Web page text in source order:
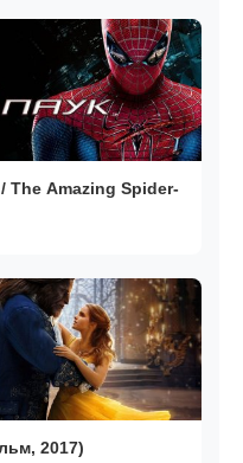
The Amazing Spider-
2017)